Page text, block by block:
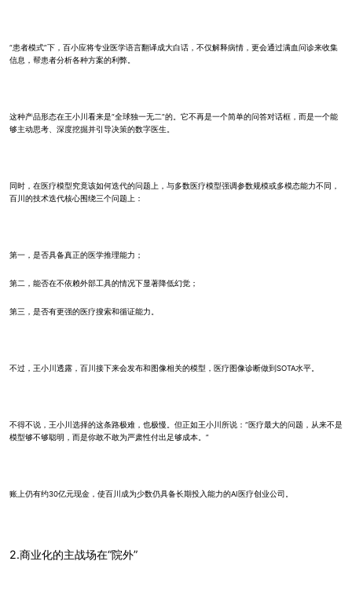
“患者模式”下，百小应将专业医学语言翻译成大白话，不仅解释病情，更会通过满血问诊来收集
信息，帮患者分析各种方案的利弊。
这种产品形态在王小川看来是“全球独一无二”的。它不再是一个简单的问答对话框，而是一个能
够主动思考、深度挖掘并引导决策的数字医生。
同时，在医疗模型究竟该如何迭代的问题上，与多数医疗模型强调参数规模或多模态能力不同，
百川的技术迭代核心围绕三个问题上：
第一，是否具备真正的医学推理能力；
第二，能否在不依赖外部工具的情况下显著降低幻觉；
第三，是否有更强的医疗搜索和循证能力。
不过，王小川透露，百川接下来会发布和图像相关的模型，医疗图像诊断做到SOTA水平。
不得不说，王小川选择的这条路极难，也极慢。但正如王小川所说：“医疗最大的问题，从来不是
模型够不够聪明，而是你敢不敢为严肃性付出足够成本。”
账上仍有约30亿元现金，使百川成为少数仍具备长期投入能力的AI医疗创业公司。
2.商业化的主战场在“院外”